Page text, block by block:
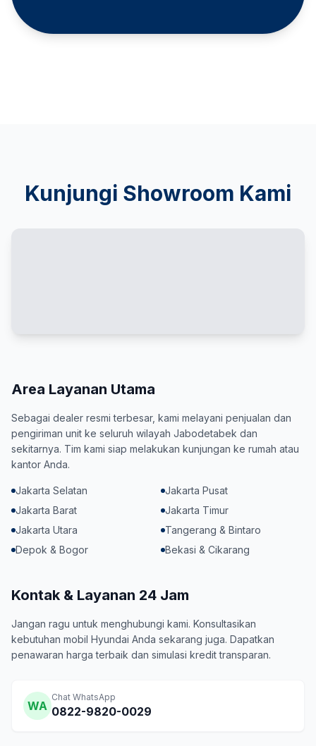
Kunjungi Showroom Kami
Area Layanan Utama
Sebagai dealer resmi terbesar, kami melayani penjualan dan
pengiriman unit ke seluruh wilayah Jabodetabek dan
sekitarnya. Tim kami siap melakukan kunjungan ke rumah atau
kantor Anda.
Jakarta Selatan
Jakarta Pusat
Jakarta Barat
Jakarta Timur
Jakarta Utara
Tangerang & Bintaro
Depok & Bogor
Bekasi & Cikarang
Kontak & Layanan 24 Jam
Jangan ragu untuk menghubungi kami. Konsultasikan
kebutuhan mobil Hyundai Anda sekarang juga. Dapatkan
penawaran harga terbaik dan simulasi kredit transparan.
WA
Chat WhatsApp
0822-9820-0029